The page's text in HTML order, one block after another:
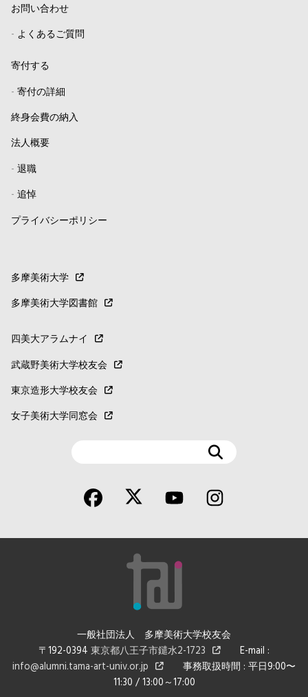
お問い合わせ
- よくあるご質問
寄付する
- 寄付の詳細
終身会費の納入
法人概要
- 退職
- 追悼
プライバシーポリシー
多摩美術大学
多摩美術大学図書館
四美大アラムナイ
武蔵野美術大学校友会
東京造形大学校友会
女子美術大学同窓会
一般社団法人 多摩美術大学校友会
〒192-0394 東京都八王子市鑓水2-1723
E-mail :
info@alumni.tama-art-univ.or.jp
事務取扱時間 : 平日9:00〜
11:30 / 13:00～17:00